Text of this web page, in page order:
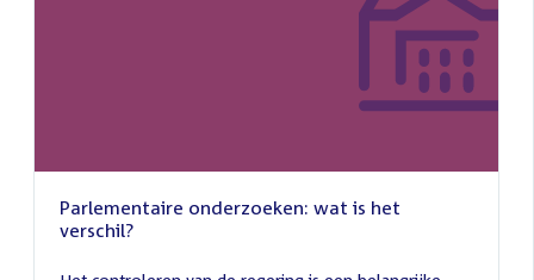
Parlementaire onderzoeken: wat is het
verschil?